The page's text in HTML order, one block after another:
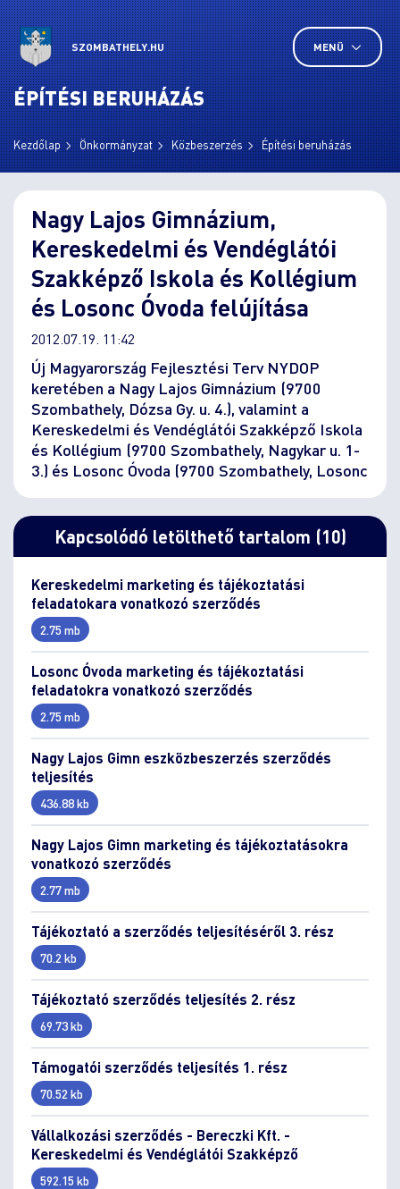
SZOMBATHELY.HU MENÜ
ÉPÍTÉSI BERUHÁZÁS
Kezdőlap Önkormányzat Közbeszerzés Építési beruházás
Nagy Lajos Gimnázium,
Kereskedelmi és Vendéglátói
Szakképző Iskola és Kollégium
és Losonc Óvoda felújítása
2012.07.19. 11:42
Új Magyarország Fejlesztési Terv NYDOP
keretében a Nagy Lajos Gimnázium (9700
Szombathely, Dózsa Gy. u. 4.), valamint a
Kereskedelmi és Vendéglátói Szakképző Iskola
és Kollégium (9700 Szombathely, Nagykar u. 1-
3.) és Losonc Óvoda (9700 Szombathely, Losonc
Kapcsolódó letölthető tartalom (10)
Kereskedelmi marketing és tájékoztatási
feladatokara vonatkozó szerződés
2.75 mb
Losonc Óvoda marketing és tájékoztatási
feladatokra vonatkozó szerződés
2.75 mb
Nagy Lajos Gimn eszközbeszerzés szerződés
teljesítés
436.88 kb
Nagy Lajos Gimn marketing és tájékoztatásokra
vonatkozó szerződés
2.77 mb
Tájékoztató a szerződés teljesítéséről 3. rész
70.2 kb
Tájékoztató szerződés teljesítés 2. rész
69.73 kb
Támogatói szerződés teljesítés 1. rész
70.52 kb
Vállalkozási szerződés - Bereczki Kft. -
Kereskedelmi és Vendéglátói Szakképző
592.15 kb